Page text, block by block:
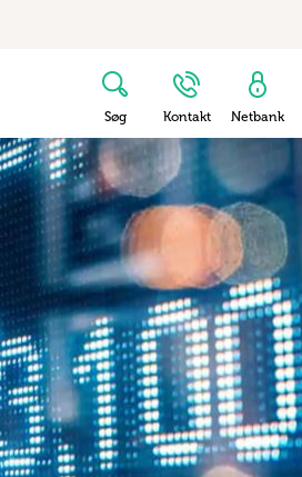
Søg Kontakt Netbank